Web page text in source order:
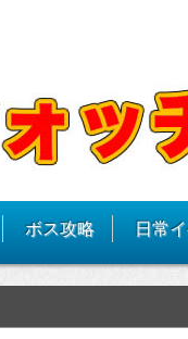
ボス攻略 日常